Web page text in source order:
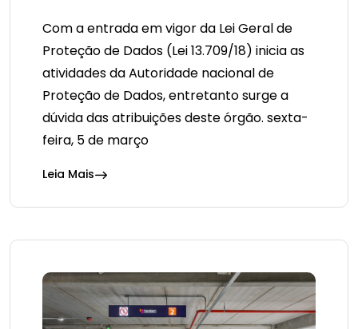
Com a entrada em vigor da Lei Geral de
Proteção de Dados (Lei 13.709/18) inicia as
atividades da Autoridade nacional de
Proteção de Dados, entretanto surge a
dúvida das atribuições deste órgão. sexta-
feira, 5 de março
Leia Mais